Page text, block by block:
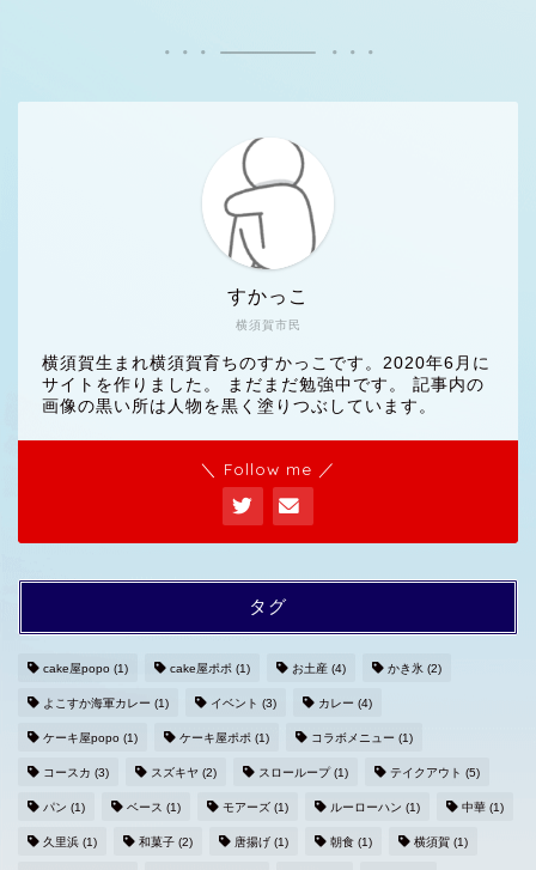
横須賀市民
すかっこ
横須賀生まれ横須賀育ちのすかっこです。2020年6月に
サイトを作りました。 まだまだ勉強中です。 記事内の
画像の黒い所は人物を黒く塗りつぶしています。
＼ Follow me ／
タグ
cake屋popo (1) cake屋ポポ (1) お土産 (4) かき氷 (2)
よこすか海軍カレー (1) イベント (3) カレー (4)
ケーキ屋popo (1) ケーキ屋ポポ (1) コラボメニュー (1)
コースカ (3) スズキヤ (2) スローループ(1) テイクアウト (5)
パン (1) ベース (1) モアーズ (1) ルーローハン (1) 中華 (1)
久里浜 (1) 和菓子 (2) 唐揚げ (1) 朝食 (1) 横須賀 (1)
ホームへ
プライバシーポリシー